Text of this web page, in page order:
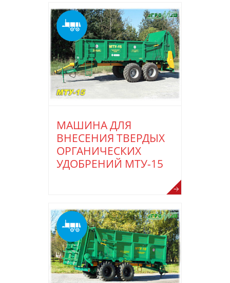
МАШИНА ДЛЯ
ВНЕСЕНИЯ ТВЕРДЫХ
ОРГАНИЧЕСКИХ
УДОБРЕНИЙ МТУ-15